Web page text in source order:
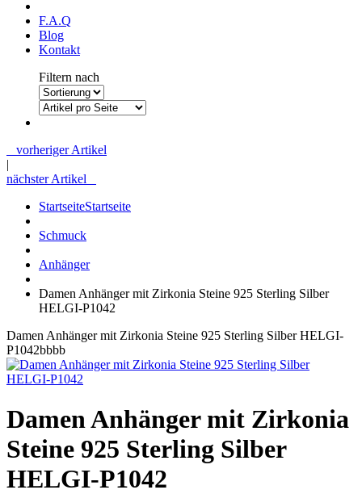
F.A.Q
Blog
Kontakt
Filtern nach
vorheriger Artikel
|
nächster Artikel
StartseiteStartseite
Schmuck
Anhänger
Damen Anhänger mit Zirkonia Steine 925 Sterling Silber
HELGI-P1042
Damen Anhänger mit Zirkonia Steine 925 Sterling Silber HELGI-
P1042bbbb
Damen Anhänger mit Zirkonia
Steine 925 Sterling Silber
HELGI-P1042